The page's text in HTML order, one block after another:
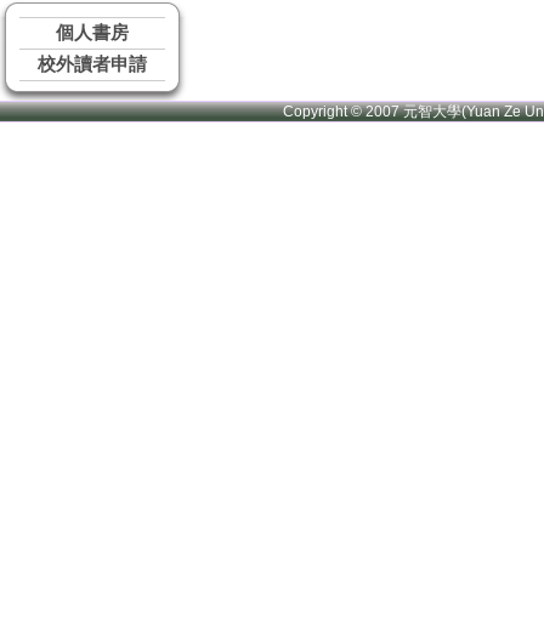
個人書房
校外讀者申請
Copyright © 2007 元智大學(Yuan Ze